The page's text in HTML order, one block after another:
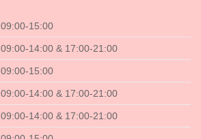
09:00-15:00
09:00-14:00 & 17:00-21:00
09:00-15:00
09:00-14:00 & 17:00-21:00
09:00-14:00 & 17:00-21:00